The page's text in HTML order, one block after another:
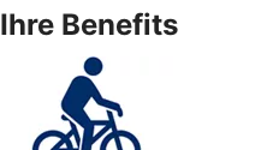
Ihre Benefits